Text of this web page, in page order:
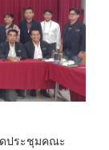
ดประชุมคณะ